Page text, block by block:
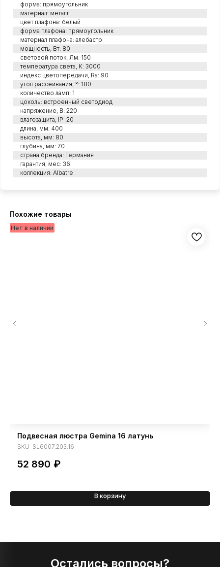
форма: прямоугольник
материал: металл
цвет плафона: белый
форма плафона: прямоугольник
материал плафона: алебастр
мощность, Вт: 80
световой поток, Лм: 150
температура света, К: 3000
индекс цветопередачи, Ra: 90
угол рассеивания, °: 180
количество ламп: 1
цоколь: встроенный светодиод
напряжение, В: 220
влагозащита, IP: 20
длина, мм: 400
высота, мм: 80
глубина, мм: 70
страна бренда: Германия
гарантия, мес: 36
коллекция: Albatre
Похожие товары
Подвесная люстра Gemina 16 латунь
SKU: SL6007.203.16
52 890 ₽
В корзину
Остались вопросы?